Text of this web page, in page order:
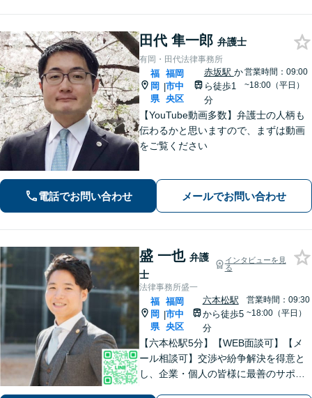
田代 隼一郎 弁護士
有岡・田代法律事務所
福
岡
県
|
福岡
市中
央区
赤坂駅 か
ら徒歩1
分
営業時間：09:00
~18:00（平日）
【YouTube動画多数】弁護士の人柄も
伝わるかと思いますので、まずは動画
をご覧ください
電話でお問い合わせ メールでお問い合わせ
盛 一也 弁護
士
インタビューを見
る
法律事務所盛一
福
岡
県
|
福岡
市中
央区
六本松駅
から徒歩5
分
営業時間：09:30
~18:00（平日）
【六本松駅5分】【WEB面談可】【メ
ール相談可】交渉や紛争解決を得意と
し、企業・個人の皆様に最善のサポー